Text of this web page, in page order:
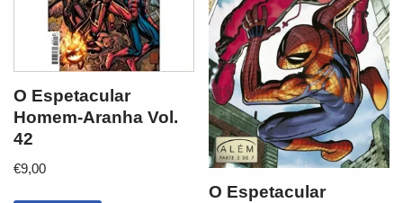
O Espetacular
Homem-Aranha Vol.
42
€9,00
O Espetacular